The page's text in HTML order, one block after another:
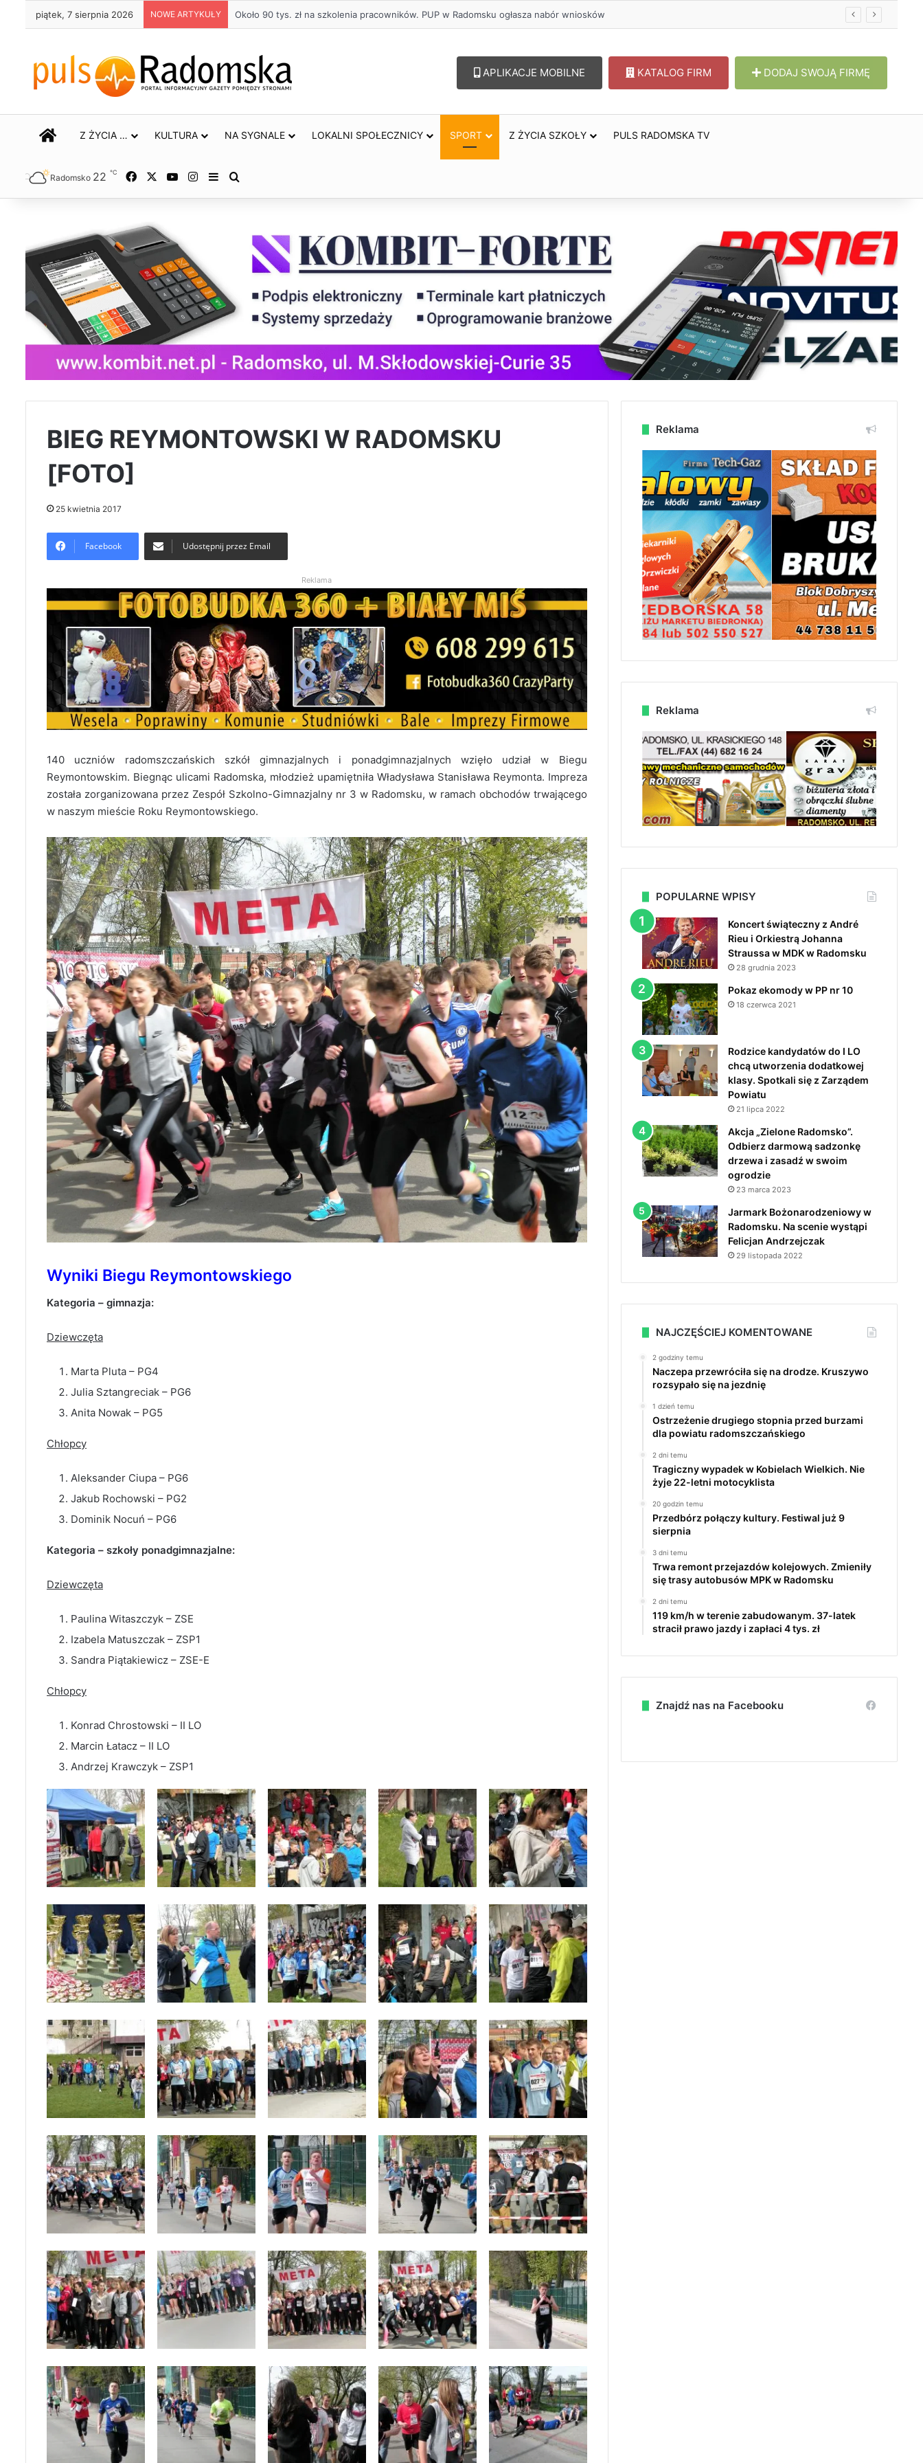
piątek, 7 sierpnia 2026 NOWE ARTYKUŁY Życie bez alkoholu – lepszy wybór. Radomsko włącza się w Miesiąc Trzeźwości
APLIKACJE MOBILNE KATALOG FIRM DODAJ SWOJĄ FIRMĘ
STRONA GŁÓWNA
Z ŻYCIA … KULTURA NA SYGNALE LOKALNI SPOŁECZNICY SPORT Z ŻYCIA SZKOŁY PULS RADOMSKA TV
Radomsko 22 ℃ Facebook YouTubeInstagram
Sidebar
BIEG REYMONTOWSKI W RADOMSKU
[FOTO]
25 kwietnia 2017
Facebook Udostępnij przez Email
Reklama
140 uczniów radomszczańskich szkół gimnazjalnych i ponadgimnazjalnych wzięło udział w Biegu
Reymontowskim. Biegnąc ulicami Radomska, młodzież upamiętniła Władysława Stanisława Reymonta. Impreza
została zorganizowana przez Zespół Szkolno-Gimnazjalny nr 3 w Radomsku, w ramach obchodów trwającego
w naszym mieście Roku Reymontowskiego.
Wyniki Biegu Reymontowskiego
Kategoria – gimnazja:
Dziewczęta
Marta Pluta – PG4
Julia Sztangreciak – PG6
Anita Nowak – PG5
Chłopcy
Aleksander Ciupa – PG6
Jakub Rochowski – PG2
Dominik Nocuń – PG6
Kategoria – szkoły ponadgimnazjalne:
Dziewczęta
Paulina Witaszczyk – ZSE
Izabela Matuszczak – ZSP1
Sandra Piątakiewicz – ZSE-E
Chłopcy
Konrad Chrostowski – II LO
Marcin Łatacz – II LO
Andrzej Krawczyk – ZSP1
Reklama
Reklama
POPULARNE WPISY
Koncert świąteczny z André
Rieu i Orkiestrą Johanna
Straussa w MDK w Radomsku
28 grudnia 2023
Pokaz ekomody w PP nr 10
18 czerwca 2021
Rodzice kandydatów do I LO
chcą utworzenia dodatkowej
klasy. Spotkali się z Zarządem
Powiatu
21 lipca 2022
Akcja „Zielone Radomsko”.
Odbierz darmową sadzonkę
drzewa i zasadź w swoim
ogrodzie
23 marca 2023
Jarmark Bożonarodzeniowy w
Radomsku. Na scenie wystąpi
Felicjan Andrzejczak
29 listopada 2022
NAJCZĘŚCIEJ KOMENTOWANE
2 godziny temu
Naczepa przewróciła się na drodze. Kruszywo
rozsypało się na jezdnię
1 dzień temu
Ostrzeżenie drugiego stopnia przed burzami
dla powiatu radomszczańskiego
2 dni temu
Tragiczny wypadek w Kobielach Wielkich. Nie
żyje 22-letni motocyklista
20 godzin temu
Przedbórz połączy kultury. Festiwal już 9
sierpnia
3 dni temu
Trwa remont przejazdów kolejowych. Zmieniły
się trasy autobusów MPK w Radomsku
2 dni temu
119 km/h w terenie zabudowanym. 37-latek
stracił prawo jazdy i zapłaci 4 tys. zł
Znajdź nas na Facebooku